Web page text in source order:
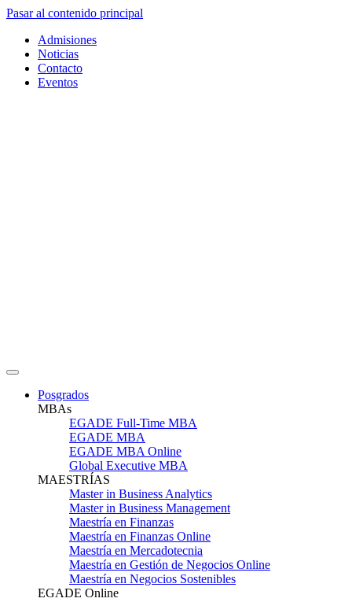
Pasar al contenido principal
Admisiones
Noticias
Contacto
Eventos
Posgrados
MBAs
EGADE Full-Time MBA
EGADE MBA
EGADE MBA Online
Global Executive MBA
MAESTRÍAS
Master in Business Analytics
Master in Business Management
Maestría en Finanzas
Maestría en Finanzas Online
Maestría en Mercadotecnia
Maestría en Gestión de Negocios Online
Maestría en Negocios Sostenibles
EGADE Online